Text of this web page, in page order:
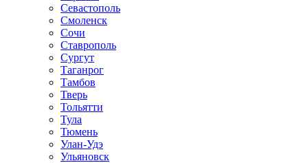
Севастополь
Смоленск
Сочи
Ставрополь
Сургут
Таганрог
Тамбов
Тверь
Тольятти
Тула
Тюмень
Улан-Удэ
Ульяновск